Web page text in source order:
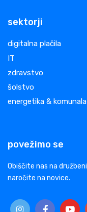
sektorji
digitalna plačila
IT
zdravstvo
šolstvo
energetika & komunala
povežimo se
Obiščite nas na
naročite na novice.